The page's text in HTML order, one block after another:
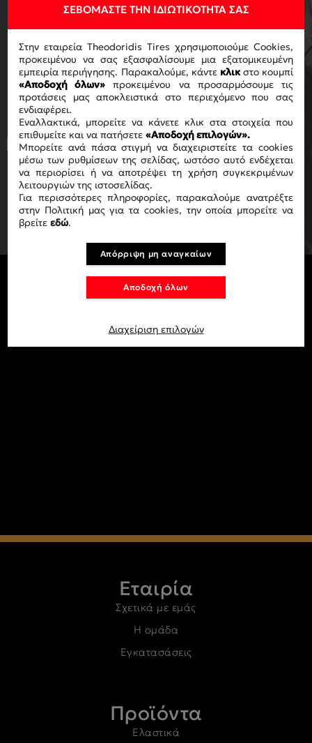
ΓΙΑ ΝΑ ΛΑΜΒΑΝΕΙΣ ΤΟ
NEWSLETTER ΜΑΣ
Με την ολοκλήρωση της αγοράς
αποδέχεστε τους όρους χρήσηςΟΡΟΥΣ
ΧΡΗΣΗΣ.
ΕΓΓΡΑΦΗ
Εταιρία
Σχετικά με εμάς
Η ομάδα
Εγκατασάσεις
Προϊόντα
Ελαστικά
ΣΕΒΌΜΑΣΤΕ ΤΗΝ ΙΔΙΩΤΙΚΌΤΗΤΆ ΣΑΣ
Στην εταιρεία Theodoridis Tires χρησιμοποιούμε Cookies,
προκειμένου να σας εξασφαλίσουμε μια εξατομικευμένη
εμπειρία περιήγησης. Παρακαλούμε, κάντε κλικ στο κουμπί
«Αποδοχή όλων» προκειμένου να προσαρμόσουμε τις
προτάσεις μας αποκλειστικά στο περιεχόμενο που σας
ενδιαφέρει.
Εναλλακτικά, μπορείτε να κάνετε κλικ στα στοιχεία που
επιθυμείτε και να πατήσετε«Αποδοχή επιλογών».
Μπορείτε ανά πάσα στιγμή να διαχειριστείτε τα cookies
μέσω των ρυθμίσεων της σελίδας, ωστόσο αυτό ενδέχεται
να περιορίσει ή να αποτρέψει τη χρήση συγκεκριμένων
λειτουργιών της ιστοσελίδας.
Για περισσότερες πληροφορίες, παρακαλούμε ανατρέξτε
στην Πολιτική μας για τα cookies, την οποία μπορείτε να
βρείτεεδώ.
Απόρριψη μη αναγκαίων
Αποδοχή όλων
Διαχείριση επιλογών